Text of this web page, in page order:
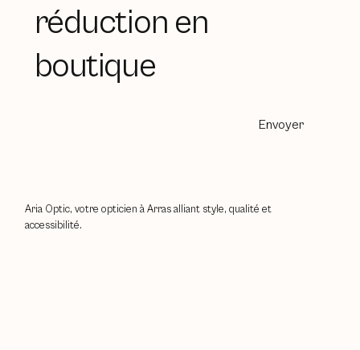
réduction en
boutique
Envoyer
Aria Optic, votre opticien à Arras alliant style, qualité et
accessibilité.